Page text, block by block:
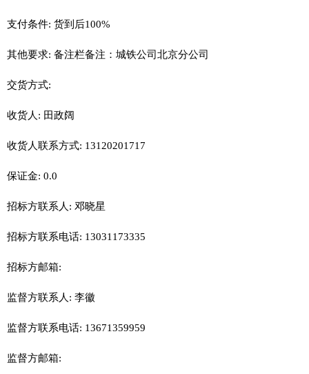
支付条件: 货到后100%
其他要求: 备注栏备注：城铁公司北京分公司
交货方式:
收货人: 田政阔
收货人联系方式: 13120201717
保证金: 0.0
招标方联系人: 邓晓星
招标方联系电话: 13031173335
招标方邮箱:
监督方联系人: 李徽
监督方联系电话: 13671359959
监督方邮箱: